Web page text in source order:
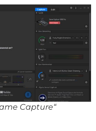
Capture“